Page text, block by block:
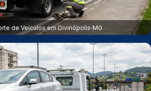
de Veículos em Divinópolis‑MG